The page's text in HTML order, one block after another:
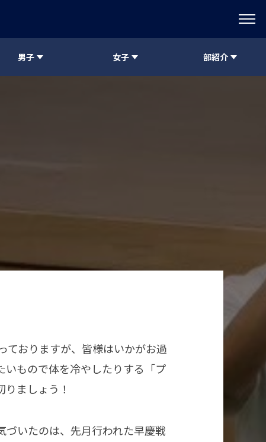
男子 女子 部紹介
ておりますが、皆様はいかがお過
いもので体を冷やしたりする「プ
ましょう！
いたのは、先月行われた早慶戦